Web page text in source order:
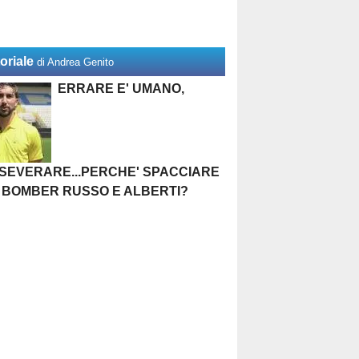
di Andrea Genito
ERRARE E' UMANO,
SPACCIARE
RUSSO E ALBERTI?